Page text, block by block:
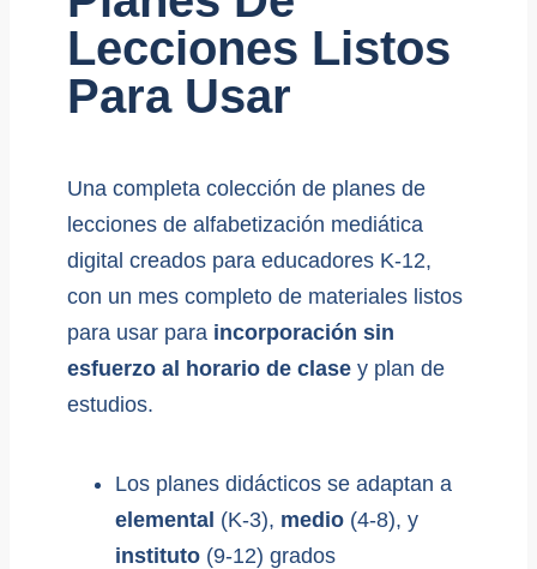
Lecciones Listos
Para Usar
Una completa colección de planes de
lecciones de alfabetización mediática
digital creados para educadores K-12,
con un mes completo de materiales listos
para usar para incorporación sin
esfuerzo al horario de clase y plan de
estudios.
Los planes didácticos se adaptan a
elemental (K-3), medio (4-8), y
instituto (9-12) grados